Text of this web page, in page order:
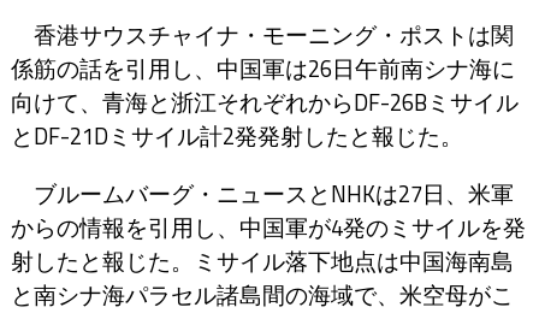
香港サウスチャイナ・モーニング・ポストは関
係筋の話を引用し、中国軍は26日午前南シナ海に
向けて、青海と浙江それぞれからDF-26Bミサイル
とDF-21Dミサイル計2発発射したと報じた。
ブルームバーグ・ニュースとNHKは27日、米軍
からの情報を引用し、中国軍が4発のミサイルを発
射したと報じた。ミサイル落下地点は中国海南島
と南シナ海パラセル諸島間の海域で、米空母がこ